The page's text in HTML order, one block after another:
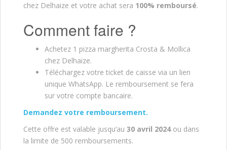
chez Delhaize et votre achat sera 100% remboursé.
Comment faire ?
Achetez 1 pizza margherita Crosta & Mollica
chez Delhaize.
Téléchargez votre ticket de caisse via un lien
unique WhatsApp. Le remboursement se fera
sur votre compte bancaire.
Demandez votre remboursement.
Cette offre est valable jusqu’au 30 avril 2024ou dans
la limite de 500 remboursements.